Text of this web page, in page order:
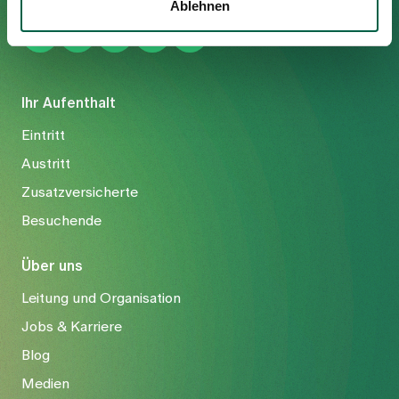
Ablehnen
Ihr Aufenthalt
Eintritt
Austritt
Zusatzversicherte
Besuchende
Über uns
Leitung und Organisation
Jobs & Karriere
Blog
Medien